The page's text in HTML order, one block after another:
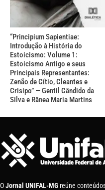
“Principium Sapientiae:
Introdução à História do
Estoicismo: Volume 1:
Estoicismo Antigo e seus
Principais Representantes:
Zenão de Cítio, Cleantes e
Crisipo” — Gentil Cândido da
Silva e Rânea Maria Martins
OJornal UNIFAL-MG reúne